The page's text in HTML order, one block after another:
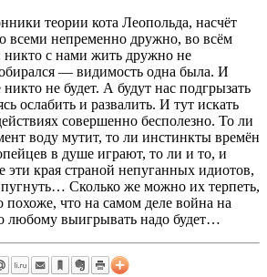
теории кота Леопольда, насчёт
всеми непременно дружно, во всём
никто с нами жить дружно не
— видимость одна была. И
никто не будет. А будут нас подгрызать
ослабить и развалить. И тут искать
совершенно бесполезно. То ли
воду мутит, то ли инстинкты времён
в душе играют, то ли и то, и
эти края страной непуганных идиотов,
Сколько же можно их терпеть,
похоже, что на самом деле война на
любому выигрывать надо будет…